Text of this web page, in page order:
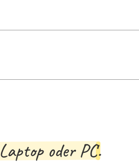
Laptop oder PC.